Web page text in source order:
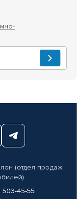
(отдел продаж
503-45-55